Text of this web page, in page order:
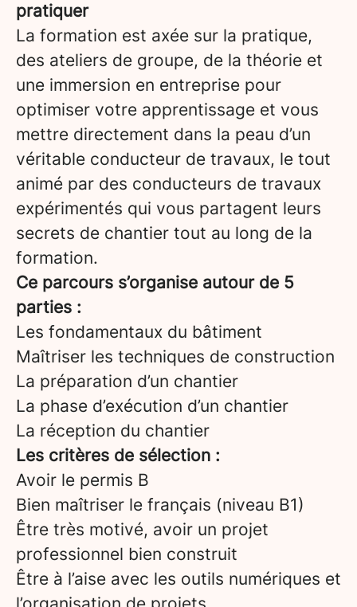
pratiquer
La formation est axée sur la pratique,
des ateliers de groupe, de la théorie et
une immersion en entreprise pour
optimiser votre apprentissage et vous
mettre directement dans la peau d’un
véritable conducteur de travaux, le tout
animé par des conducteurs de travaux
expérimentés qui vous partagent leurs
secrets de chantier tout au long de la
formation.
Ce parcours s’organise autour de 5
parties :
Les fondamentaux du bâtiment
Maîtriser les techniques de construction
La préparation d’un chantier
La phase d’exécution d’un chantier
La réception du chantier
Les critères de sélection :
Avoir le permis B
Bien maîtriser le français (niveau B1)
Être très motivé, avoir un projet
professionnel bien construit
Être à l’aise avec les outils numériques et